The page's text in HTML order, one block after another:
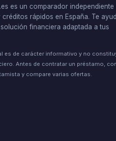
es un comparador independiente
rápidos en España. Te
financiera adaptada a tus
es de carácter informativo y no
Antes de contratar un préstamo,
y compare varias ofertas.